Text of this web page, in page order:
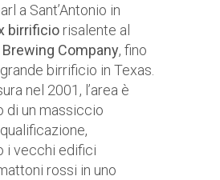
a Sant’Antonio in
birrificio risalente al
Brewing Company, fino
birrificio in Texas.
nel 2001, l’area è
di un massiccio
i vecchi edifici
rossi in uno